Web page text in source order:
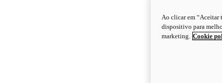
Ao clicar em “Aceitar
dispositivo para
marketing. Cookie